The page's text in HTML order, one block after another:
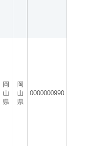
岡
山
県
岡
山
県
0000000990